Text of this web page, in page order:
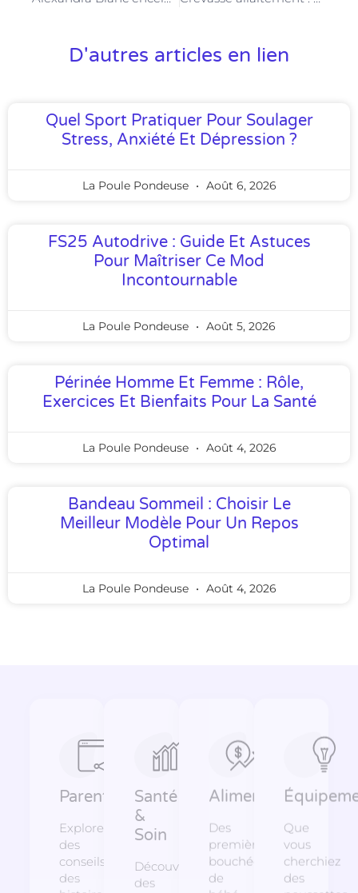
D'autres articles en lien
Quel Sport Pratiquer Pour Soulager
Stress, Anxiété Et Dépression ?
La Poule Pondeuse Août 6, 2026
FS25 Autodrive : Guide Et Astuces
Pour Maîtriser Ce Mod
Incontournable
La Poule Pondeuse Août 5, 2026
Périnée Homme Et Femme : Rôle,
Exercices Et Bienfaits Pour La Santé
La Poule Pondeuse Août 4, 2026
Bandeau Sommeil : Choisir Le
Meilleur Modèle Pour Un Repos
Optimal
La Poule Pondeuse Août 4, 2026
Parentalité
Explorez
des
conseils,
des
Santé
&
Soin
Découvrez
des
Alimentation
Des
premières
bouchées
de
Que
vous
cherchiez
des